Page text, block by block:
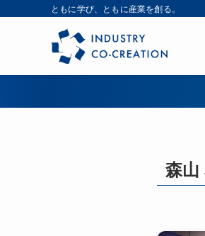
ともに学び、ともに産業を創る。
森山